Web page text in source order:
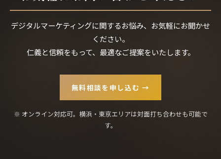
デジタルマーケティングに関するお悩み、お気軽にお聞かせ
ください。
仁義と信頼をもって、最適なご提案をいたします。
無料相談を申し込む →
※ オンライン対応可。横浜・東京エリアは対面打ち合わせも可能で
す。